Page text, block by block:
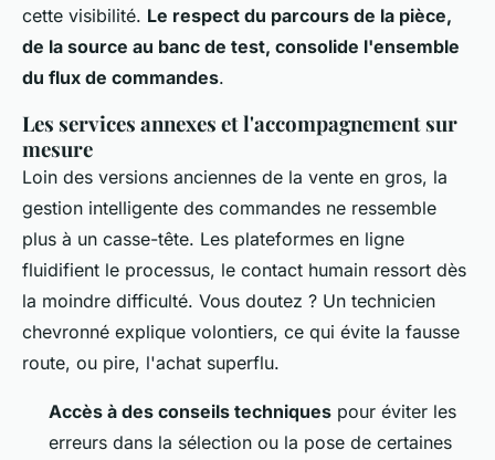
cette visibilité. Le respect du parcours de la pièce,
de la source au banc de test, consolide l'ensemble
du flux de commandes.
Les services annexes et l'accompagnement sur
mesure
Loin des versions anciennes de la vente en gros, la
gestion intelligente des commandes ne ressemble
plus à un casse-tête. Les plateformes en ligne
fluidifient le processus, le contact humain ressort dès
la moindre difficulté. Vous doutez ? Un technicien
chevronné explique volontiers, ce qui évite la fausse
route, ou pire, l'achat superflu.
Accès à des conseils techniques pour éviter les
erreurs dans la sélection ou la pose de certaines